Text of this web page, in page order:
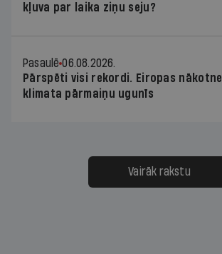
kļuva par laika ziņu seju?
Pasaulē 06.08.2026.
Pārspēti visi rekordi. Eiropas nākotne
klimata pārmaiņu ugunīs
Vairāk rakstu